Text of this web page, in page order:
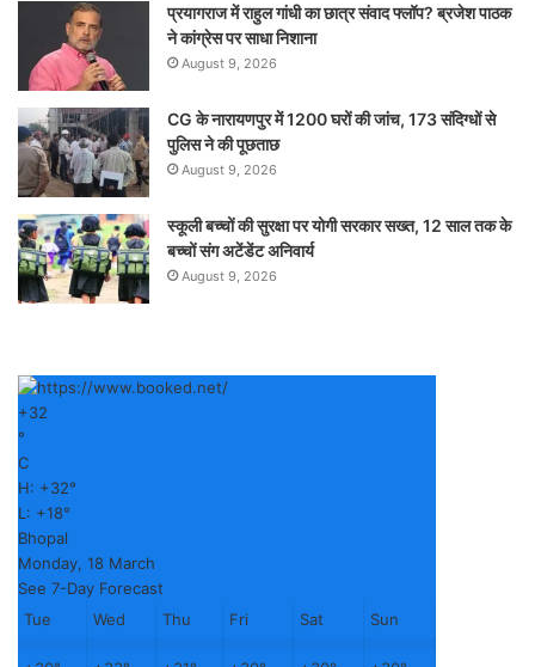
प्रयागराज में राहुल गांधी का छात्र संवाद फ्लॉप? ब्रजेश पाठक
ने कांग्रेस पर साधा निशाना
August 9, 2026
CG के नारायणपुर में 1200 घरों की जांच, 173 संदिग्धों से
पुलिस ने की पूछताछ
August 9, 2026
स्कूली बच्चों की सुरक्षा पर योगी सरकार सख्त, 12 साल तक के
बच्चों संग अटेंडेंट अनिवार्य
August 9, 2026
+32
°
C
H: +32°
L: +18°
Bhopal
Monday, 18 March
See 7-Day Forecast
Tue
Wed Thu Fri Sat Sun